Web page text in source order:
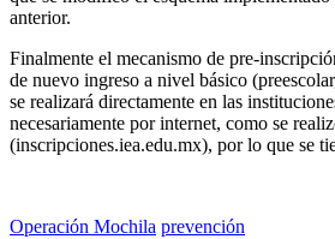
anterior.
Finalmente el mecanismo de pre-
de nuevo ingreso a nivel básico
se realizará directamente en las
necesariamente por internet, como se
(inscripciones.iea.edu.mx), por lo que se
Operación Mochila prevención